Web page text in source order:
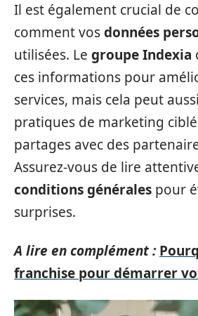
Il est également crucial de
comment vosdonnées
utilisées. Le groupe Indexia
ces informations pour
services, mais cela peut
pratiques de marketing
partages avec des
Assurez-vous de lire
conditions générales pour
surprises.
A lire en complément :
franchise pour démarrer